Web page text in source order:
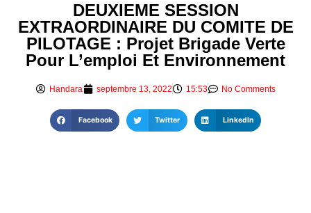
DEUXIEME SESSION
EXTRAORDINAIRE DU COMITE DE
PILOTAGE : Projet Brigade Verte
Pour L’emploi Et Environnement
Handara septembre 13, 2022 15:53 No Comments
Facebook Twitter LinkedIn